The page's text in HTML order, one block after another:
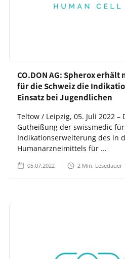
CO.DON AG: Spherox erhält
für die Schweiz die
Einsatz bei Jugendlichen
Teltow / Leipzig, 05. Juli 2022 –
Gutheißung der swissmedic
Indikationserweiterung des in
Humanarzneimittels für ...
05.07.2022 2 Min. Lesedauer